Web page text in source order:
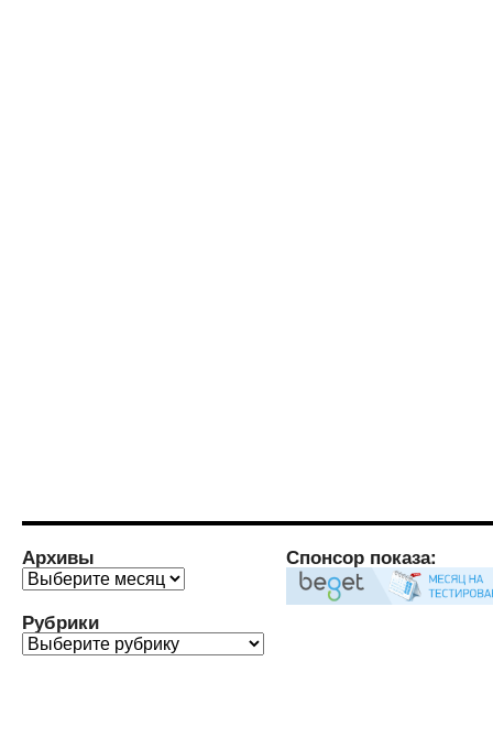
Архивы
Архивы
Рубрики
Рубрики
Спонсор показа: